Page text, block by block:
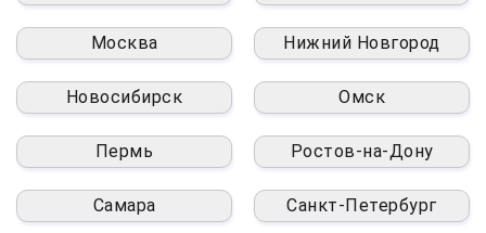
Москва Нижний Новгород
Новосибирск Омск
Пермь Ростов-на-Дону
Самара Санкт-Петербург